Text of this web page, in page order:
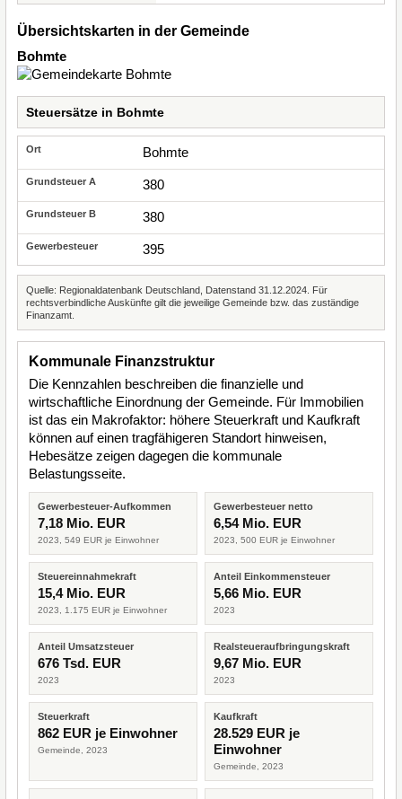
Übersichtskarten in der Gemeinde
Bohmte
Steuersätze in Bohmte
Bohmte
380
380
395
Quelle: Regionaldatenbank Deutschland, Datenstand 31.12.2024. Für
rechtsverbindliche Auskünfte gilt die jeweilige Gemeinde bzw. das zuständige
Finanzamt.
Kommunale Finanzstruktur
Die Kennzahlen beschreiben die finanzielle und
wirtschaftliche Einordnung der Gemeinde. Für Immobilien
ist das ein Makrofaktor: höhere Steuerkraft und Kaufkraft
können auf einen tragfähigeren Standort hinweisen,
Hebesätze zeigen dagegen die kommunale
Belastungsseite.
Gewerbesteuer-Aufkommen
7,18 Mio. EUR
2023, 549 EUR je Einwohner
Gewerbesteuer netto
6,54 Mio. EUR
2023, 500 EUR je Einwohner
Steuereinnahmekraft
15,4 Mio. EUR
2023, 1.175 EUR je Einwohner
Anteil Einkommensteuer
5,66 Mio. EUR
2023
Anteil Umsatzsteuer
676 Tsd. EUR
2023
Realsteueraufbringungskraft
9,67 Mio. EUR
2023
Steuerkraft
862 EUR je Einwohner
Gemeinde, 2023
Kaufkraft
28.529 EUR je
Einwohner
Gemeinde, 2023